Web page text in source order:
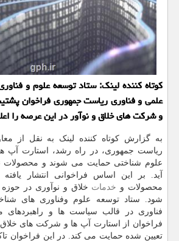
کوتاه کننده لینک: ستاد توسعه علوم و
علمی و فناوری ریاست جمهوری فراخوان
و شرکت های خلاق و نوآور در این عرصه را
به گزارش کوتاه کننده لینک به نقل از
ریاست جمهوری، در راه رشد، استارت آپ
علوم شناختی حمایت می شوند و محصولات
آید. بر این اساس فراخوانی انتشار یافته
محصولات و خدمات خلاق و نوآوری در
شود. ستاد توسعه علوم وفناوری های
فناوری در قالب سیاست ها و راهبردهای
فراخوان از استارت آپ ها و شرکت های خلاق
تعیین شده حمایت می کند. در این فراخوان